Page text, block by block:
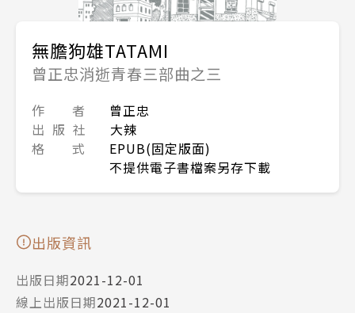
無膽狗雄TATAMI
曾正忠消逝青春三部曲之三
作 者
曾正忠
出 版 社
大辣
格 式
EPUB(固定版面)
不提供電子書檔案另存下載
出版資訊
出版日期2021-12-01
線上出版日期2021-12-01